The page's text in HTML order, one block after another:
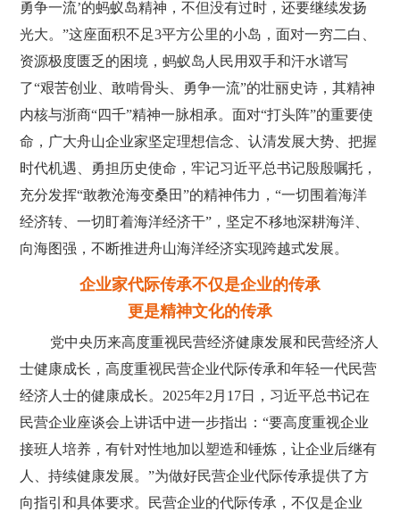
勇争一流’的蚂蚁岛精神，不但没有过时，还要继续发扬
光大。”这座面积不足3平方公里的小岛，面对一穷二白、
资源极度匮乏的困境，蚂蚁岛人民用双手和汗水谱写
了“艰苦创业、敢啃骨头、勇争一流”的壮丽史诗，其精神
内核与浙商“四千”精神一脉相承。面对“打头阵”的重要使
命，广大舟山企业家坚定理想信念、认清发展大势、把握
时代机遇、勇担历史使命，牢记习近平总书记殷殷嘱托，
充分发挥“敢教沧海变桑田”的精神伟力，“一切围着海洋
经济转、一切盯着海洋经济干”，坚定不移地深耕海洋、
向海图强，不断推进舟山海洋经济实现跨越式发展。
企业家代际传承不仅是企业的传承
更是精神文化的传承
党中央历来高度重视民营经济健康发展和民营经济人
士健康成长，高度重视民营企业代际传承和年轻一代民营
经济人士的健康成长。2025年2月17日，习近平总书记在
民营企业座谈会上讲话中进一步指出：“要高度重视企业
接班人培养，有针对性地加以塑造和锤炼，让企业后继有
人、持续健康发展。”为做好民营企业代际传承提供了方
向指引和具体要求。民营企业的代际传承，不仅是企业